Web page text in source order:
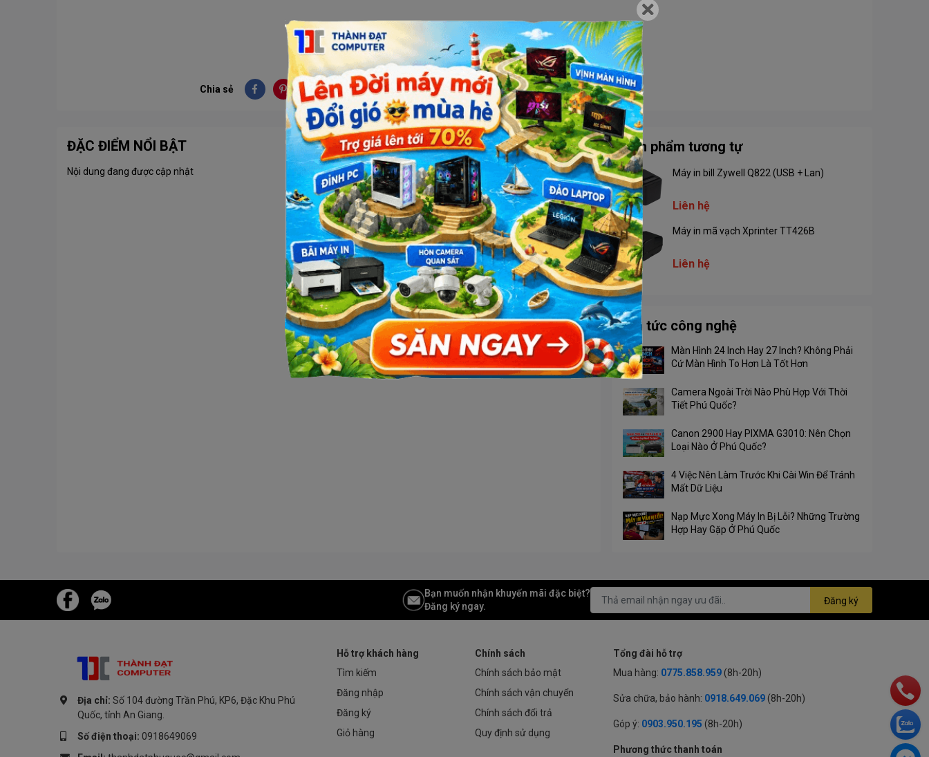
Chia sẻ
ĐẶC ĐIỂM NỔI BẬT
Nội dung đang được cập nhật
Sản phẩm tương tự
Máy in bill Zywell Q822 (USB + Lan)
Liên hệ
Máy in mã vạch Xprinter TT426B
Liên hệ
Tin tức công nghệ
Màn Hình 24 Inch Hay 27 Inch? Không Phải
Cứ Màn Hình To Hơn Là Tốt Hơn
Camera Ngoài Trời Nào Phù Hợp Với Thời
Tiết Phú Quốc?
Canon 2900 Hay PIXMA G3010: Nên Chọn
Loại Nào Ở Phú Quốc?
4 Việc Nên Làm Trước Khi Cài Win Để Tránh
Mất Dữ Liệu
Nạp Mực Xong Máy In Bị Lỗi? Những Trường
Hợp Hay Gặp Ở Phú Quốc
Bạn muốn nhận khuyến mãi đặc biệt?
Đăng ký ngay.
Đăng ký
Địa chỉ: Số 104 đường Trần Phú, KP6, Đặc Khu Phú
Quốc, tỉnh An Giang.
Số điện thoại: 0918649069
Hỗ trợ khách hàng
Tìm kiếm
Đăng nhập
Đăng ký
Giỏ hàng
Chính sách
Chính sách bảo mật
Chính sách vận chuyển
Chính sách đổi trả
Quy định sử dụng
Tổng đài hỗ trợ
Mua hàng: 0775.858.959 (8h-20h)
Sửa chữa, bảo hành: 0918.649.069 (8h-20h)
Góp ý: 0903.950.195 (8h-20h)
Phương thức thanh toán